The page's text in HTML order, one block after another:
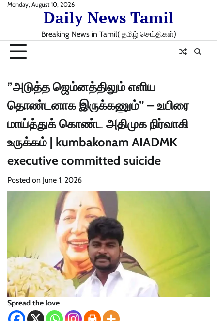
SkipMonday, August 10, 2026
Daily News Tamil
Breaking News in Tamil( தமிழ் செய்திகள்)
”அடுத்த ஜெம்னத்திலும் எளிய
தொண்டனாக இருக்கணும்” – உயிரை
மாய்த்துக் கொண்ட அதிமுக நிர்வாகி
உருக்கம் | kumbakonam AIADMK
executive committed suicide
Posted on June 1, 2026
Spread the love